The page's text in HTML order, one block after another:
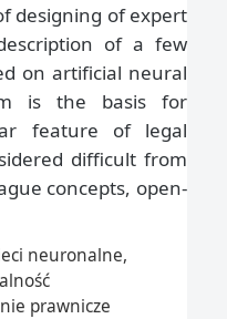
designing of expert
of a few
on artificial neural
is the basis for
feature of legal
difficult from
concepts, open-
neuronalne,
prawnicze